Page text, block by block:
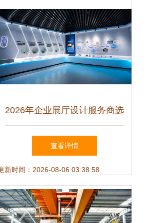
2026年企业展厅设计服务商选
择指南 定义未来竞争力的关
键决策
查看详情
新时间：2026-08-06 03:38:58